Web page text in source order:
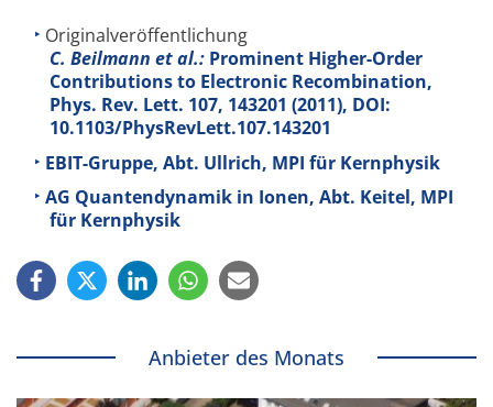
Originalveröffentlichung
C. Beilmann et al.: Prominent Higher-Order
Contributions to Electronic Recombination,
Phys. Rev. Lett. 107, 143201 (2011), DOI:
10.1103/PhysRevLett.107.143201
EBIT-Gruppe, Abt. Ullrich, MPI für Kernphysik
AG Quantendynamik in Ionen, Abt. Keitel, MPI
für Kernphysik
Anbieter des Monats